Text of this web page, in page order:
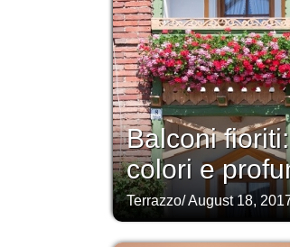
Balconi
colori e
Terrazzo/August 18,